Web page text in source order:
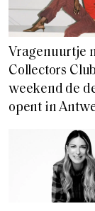
Vragenuurtje
Collectors
weekend de
opent in